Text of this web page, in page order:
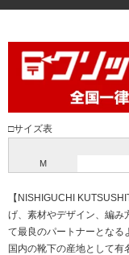
□サイズ表
M
【NISHIGUCHI
げ、素材やデザイン、編み
て最良のパートナーとなる
国内の靴下の産地として